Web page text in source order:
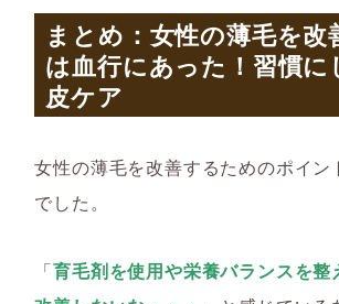
まとめ：女性の薄毛を改
は血行にあった！習慣に
皮ケア
女性の薄毛を改善するためのポイン
でした。
「育毛剤を使用や栄養バランスを整